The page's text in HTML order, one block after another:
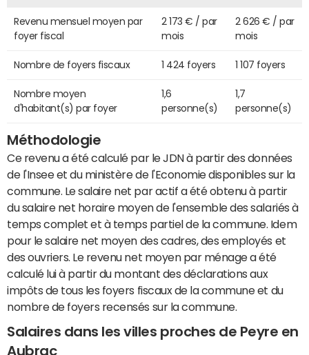
Revenu mensuel moyen par
foyer fiscal
2 173 € / par
mois
2 626 € / par
mois
Nombre de foyers fiscaux 1 424 foyers 1 107 foyers
Nombre moyen
d'habitant(s) par foyer
1,6
personne(s)
1,7
personne(s)
Méthodologie
Ce revenu a été calculé par le JDN à partir des données
de l'Insee et du ministère de l'Economie disponibles sur la
commune. Le salaire net par actif a été obtenu à partir
du salaire net horaire moyen de l'ensemble des salariés à
temps complet et à temps partiel de la commune. Idem
pour le salaire net moyen des cadres, des employés et
des ouvriers. Le revenu net moyen par ménage a été
calculé lui à partir du montant des déclarations aux
impôts de tous les foyers fiscaux de la commune et du
nombre de foyers recensés sur la commune.
Salaires dans les villes proches de Peyre en
Aubrac